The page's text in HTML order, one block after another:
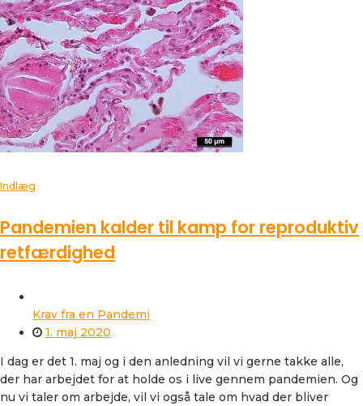
Indlæg
Pandemien kalder til kamp for reproduktiv
retfærdighed
Krav fra en Pandemi
1. maj 2020
I dag er det 1. maj og i den anledning vil vi gerne takke alle,
der har arbejdet for at holde os i live gennem pandemien. Og
nu vi taler om arbejde, vil vi også tale om hvad der bliver